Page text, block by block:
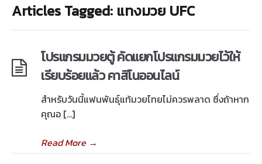
Articles Tagged: แทงมวย UFC
โปรแกรมมวยตู้ คัดแยกโปรแกรมมวยไว้ให้
เรียบร้อยแล้ว คาสิโนออนไลน์
สำหรับวันนี้แฟนพันธุ์แท้มวยไทยไม่ควรพลาด ซึ่งถ้าหาก
คุณอ […]
Read More→